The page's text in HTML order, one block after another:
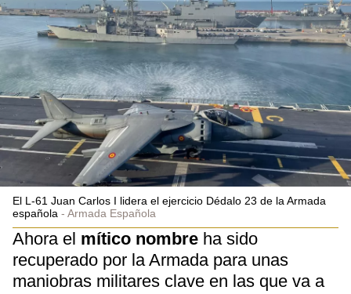
El L-61 Juan Carlos I lidera el ejercicio Dédalo 23 de la Armada
española
Armada Española
Ahora el mítico nombre ha sido
recuperado por la Armada para unas
maniobras militares clave en las que va a